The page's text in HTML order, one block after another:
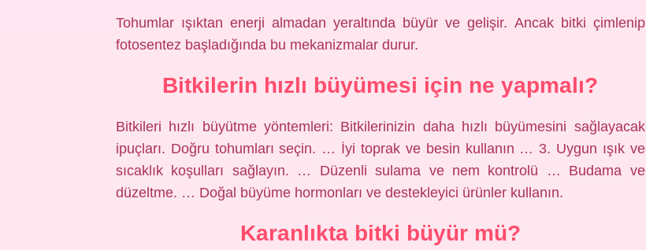
Tohumlar ışıktan enerji almadan yeraltında büyür ve gelişir. Ancak bitki çimlenip
fotosentez başladığında bu mekanizmalar durur.
Bitkilerin hızlı büyümesi için ne yapmalı?
Bitkileri hızlı büyütme yöntemleri: Bitkilerinizin daha hızlı büyümesini sağlayacak
ipuçları. Doğru tohumları seçin. … İyi toprak ve besin kullanın … 3. Uygun ışık ve
sıcaklık koşulları sağlayın. … Düzenli sulama ve nem kontrolü … Budama ve
düzeltme. … Doğal büyüme hormonları ve destekleyici ürünler kullanın.
Karanlıkta bitki büyür mü?